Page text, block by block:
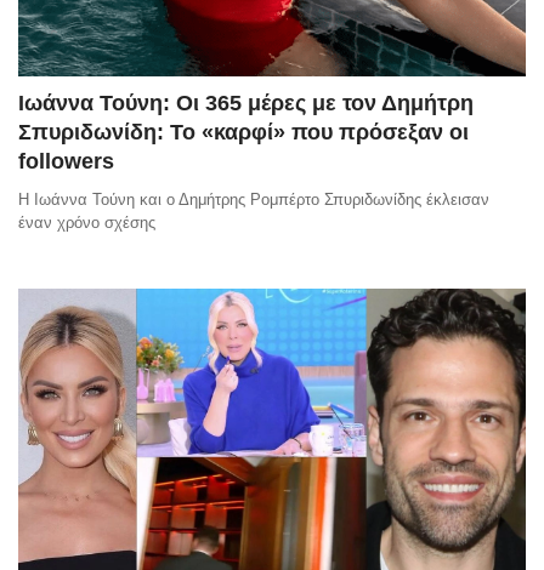
Ιωάννα Τούνη: Οι 365 μέρες με τον Δημήτρη
Σπυριδωνίδη: Το «καρφί» που πρόσεξαν οι
followers
Η Ιωάννα Τούνη και ο Δημήτρης Ρομπέρτο Σπυριδωνίδης έκλεισαν
έναν χρόνο σχέσης